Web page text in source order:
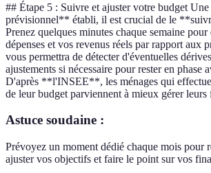
## Étape 5 : Suivre et ajuster votre budget
prévisionnel** établi, il est crucial de le
Prenez quelques minutes chaque semaine
dépenses et vos revenus réels par rapport aux
vous permettra de détecter d'éventuelles
ajustements si nécessaire pour rester en phase
D'après **l'INSEE**, les ménages qui
de leur budget parviennent à mieux gérer leurs
Astuce soudaine :
Prévoyez un moment dédié chaque mois pour
ajuster vos objectifs et faire le point sur vos